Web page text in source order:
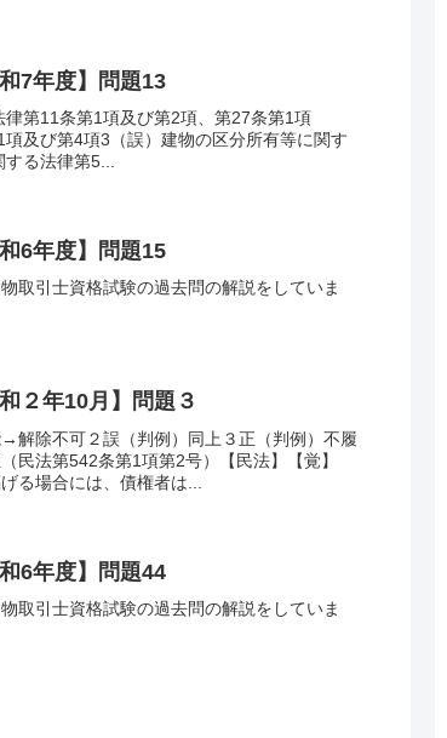
7年度】問題13
第11条第1項及び第2項、第27条第1項
及び第4項3（誤）建物の区分所有等に関す
る法律第5...
6年度】問題15
取引士資格試験の過去問の解説をしていま
２年10月】問題３
解除不可２誤（判例）同上３正（判例）不履
法第542条第1項第2号）【民法】【覚】
る場合には、債権者は...
6年度】問題44
取引士資格試験の過去問の解説をしていま